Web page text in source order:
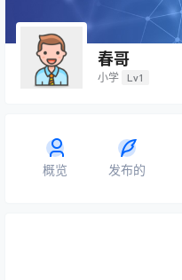
春哥
小学 Lv1
概览 发布的